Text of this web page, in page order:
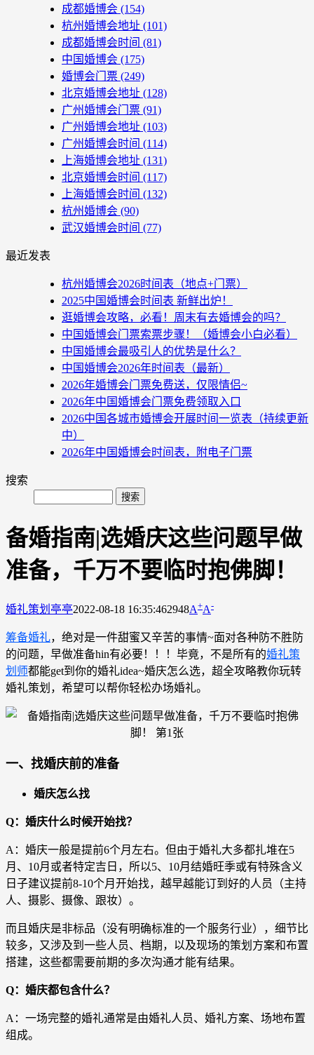
成都婚博会 (154)
杭州婚博会地址 (101)
成都婚博会时间 (81)
中国婚博会 (175)
婚博会门票 (249)
北京婚博会地址 (128)
广州婚博会门票 (91)
广州婚博会地址 (103)
广州婚博会时间 (114)
上海婚博会地址 (131)
北京婚博会时间 (117)
上海婚博会时间 (132)
杭州婚博会 (90)
武汉婚博会时间 (77)
最近发表
杭州婚博会2026时间表（地点+门票）
2025中国婚博会时间表 新鲜出炉！
逛婚博会攻略，必看！周末有去婚博会的吗？
中国婚博会门票索票步骤！（婚博会小白必看）
中国婚博会最吸引人的优势是什么？
中国婚博会2026年时间表（最新）
2026年婚博会门票免费送，仅限情侣~
2026年中国婚博会门票免费领取入口
2026中国各城市婚博会开展时间一览表（持续更新
中）
2026年中国婚博会时间表，附电子门票
搜索
备婚指南|选婚庆这些问题早做
准备，千万不要临时抱佛脚！
婚礼策划 亭亭2022-08-18 16:35:462948A+A-
筹备婚礼，绝对是一件甜蜜又辛苦的事情~面对各种防不胜防
的问题，早做准备hin有必要！！！毕竟，不是所有的婚礼策
划师都能get到你的婚礼idea~婚庆怎么选，超全攻略教你玩转
婚礼策划，希望可以帮你轻松办场婚礼。
一、找婚庆前的准备
婚庆怎么找
Q：婚庆什么时候开始找？
A：婚庆一般是提前6个月左右。但由于婚礼大多都扎堆在5
月、10月或者特定吉日，所以5、10月结婚旺季或有特殊含义
日子建议提前8-10个月开始找，越早越能订到好的人员（主持
人、摄影、摄像、跟妆）。
而且婚庆是非标品（没有明确标准的一个服务行业），细节比
较多，又涉及到一些人员、档期，以及现场的策划方案和布置
搭建，这些都需要前期的多次沟通才能有结果。
Q：婚庆都包含什么？
A：一场完整的婚礼通常是由婚礼人员、婚礼方案、场地布置
组成。